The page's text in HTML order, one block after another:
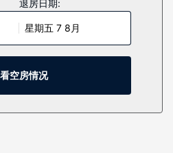
啡用具，以及带有免费市内通话的
炉和野餐区等便利服务和设施。
、大堂免费报纸和干洗/洗衣服
退房日期:
星期五 7 8月
空房情况